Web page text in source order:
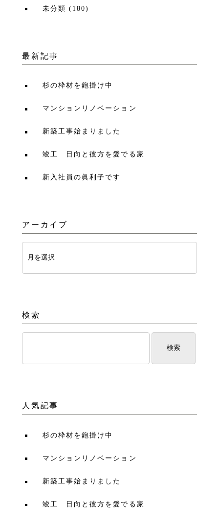
未分類 ( 180)
最新記事
杉の枠材を鉋掛け中
マンションリノベーション
新築工事始まりました
竣工 日向と彼方を愛でる家
新入社員の眞利子です
アーカイブ
検索
人気記事
杉の枠材を鉋掛け中
マンションリノベーション
新築工事始まりました
竣工 日向と彼方を愛でる家